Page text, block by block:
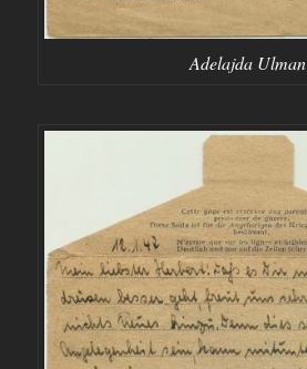
Adelajda Ulman